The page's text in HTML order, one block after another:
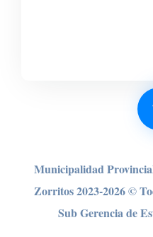
Municipalidad
Zorritos 2023-2026 ©
Sub Gerencia de